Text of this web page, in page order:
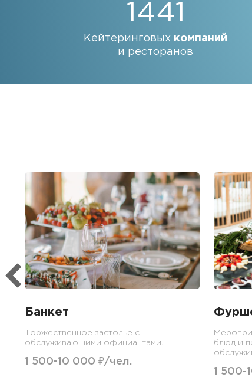
1441
Кейтеринговых компаний
и ресторанов
Банкет
Торжественное застолье с
обслуживающими официантами.
1 500-10 000 ₽/чел.
блюд и
1 500-